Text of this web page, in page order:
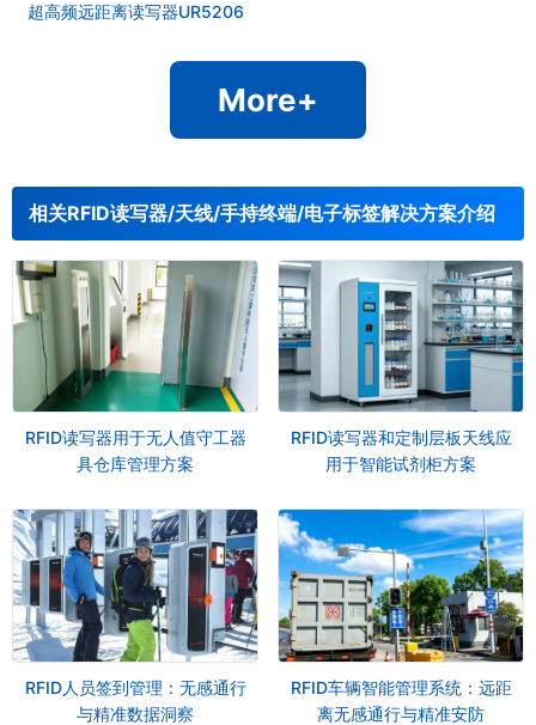
超高频远距离读写器UR5206
More+
相关RFID读写器/天线/手持终端/电子标签解决方案介绍
RFID读写器用于无人值守工器
具仓库管理方案
RFID读写器和定制层板天线应
用于智能试剂柜方案
RFID人员签到管理：无感通行
与精准数据洞察
RFID车辆智能管理系统：远距
离无感通行与精准安防